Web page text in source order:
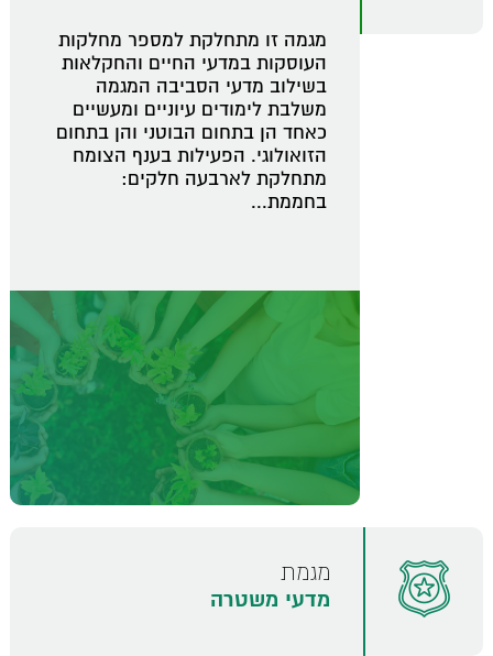
מגמה זו מתחלקת למספר מחלקות
העוסקות במדעי החיים והחקלאות
בשילוב מדעי הסביבה המגמה
משלבת לימודים עיוניים ומעשיים
כאחד הן בתחום הבוטני והן בתחום
הזואולוגי. הפעילות בענף הצומח
מתחלקת לארבעה חלקים:
בחממת...
מגמת
מדעי משטרה